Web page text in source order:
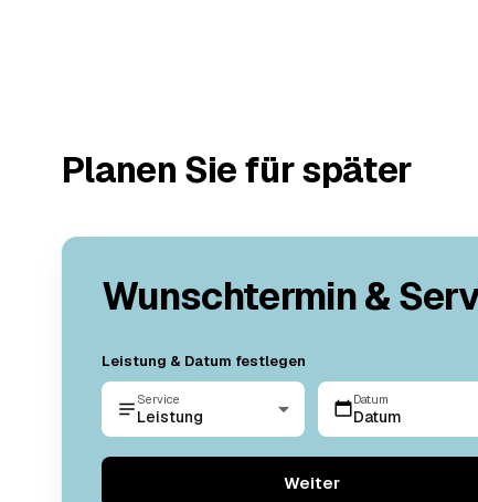
Planen Sie für später
Wunschtermin &
Leistung & Datum festlegen
Service
Leistung
Datum
Datum
Weiter